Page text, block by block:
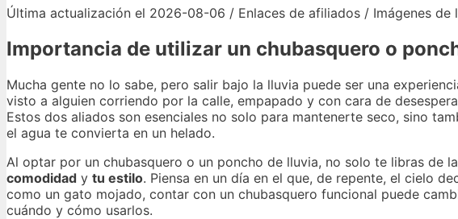
Última actualización el 2026-08-06 / Enlaces de afiliados / Imágenes de
Importancia de utilizar un chubasquero o
Mucha gente no lo sabe, pero salir bajo la lluvia puede ser una
visto a alguien corriendo por la calle, empapado y con cara de
Estos dos aliados son esenciales no solo para mantenerte seco, sino
el agua te convierta en un helado.
Al optar por un chubasquero o un poncho de lluvia, no solo te libras de
comodidad y tu estilo. Piensa en un día en el que, de repente, el cielo
como un gato mojado, contar con un chubasquero funcional puede
cuándo y cómo usarlos.